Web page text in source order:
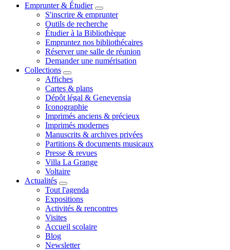
Emprunter & Étudier
S'inscrire & emprunter
Outils de recherche
Étudier à la Bibliothèque
Empruntez nos bibliothécaires
Réserver une salle de réunion
Demander une numérisation
Collections
Affiches
Cartes & plans
Dépôt légal & Genevensia
Iconographie
Imprimés anciens & précieux
Imprimés modernes
Manuscrits & archives privées
Partitions & documents musicaux
Presse & revues
Villa La Grange
Voltaire
Actualités
Tout l'agenda
Expositions
Activités & rencontres
Visites
Accueil scolaire
Blog
Newsletter